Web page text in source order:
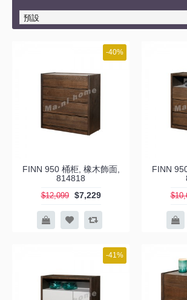
-40%
FINN 950 桶柜, 橡木飾面,
814818
$12,099 $7,229
FINN
-41%